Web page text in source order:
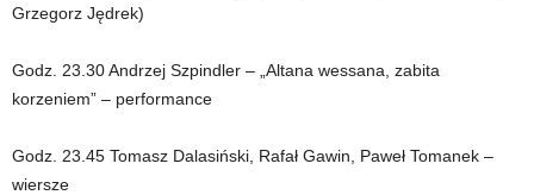
Grzegorz Jędrek)
Godz. 23.30 Andrzej Szpindler – „Altana wessana, zabita
korzeniem” – performance
Godz. 23.45 Tomasz Dalasiński, Rafał Gawin, Paweł Tomanek –
wiersze